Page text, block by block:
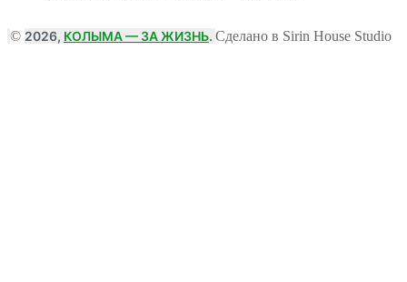
© 2026, КОЛЫМА — ЗА ЖИЗНЬ. Сделано в Sirin House Studio